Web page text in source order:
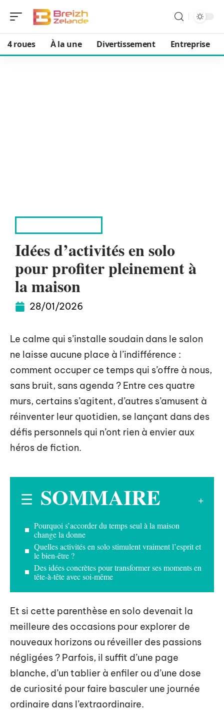
4 roues À la une Divertissement Entreprise
Idées d’activités en solo
pour profiter pleinement à
la maison
28/01/2026
Le calme qui s’installe soudain dans le salon
ne laisse aucune place à l’indifférence :
comment occuper ce temps qui s’offre à nous,
sans bruit, sans agenda ? Entre ces quatre
murs, certains s’agitent, d’autres s’amusent à
réinventer leur quotidien, se lançant dans des
défis personnels qui n’ont rien à envier aux
héros de fiction.
SOMMAIRE
Pourquoi s’accorder du temps seul à la maison
change la donne
Quelles activités en solo stimulent vraiment l’esprit et
le bien-être ?
Des idées concrètes pour transformer ses moments en
tête-à-tête avec soi-même
Et si cette parenthèse en solo devenait la
meilleure des occasions pour explorer de
nouveaux horizons ou réveiller des passions
négligées ? Parfois, il suffit d’une page
blanche, d’un tablier à enfiler ou d’une dose
de curiosité pour faire basculer une journée
ordinaire dans l’extraordinaire.